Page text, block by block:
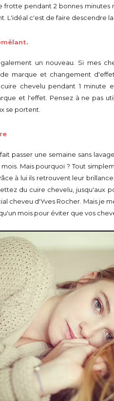
frotte pendant 2 bonnes
L'idéal c'est de faire descendre
un nouveau. Si mes
de marque et changement
chevelu pendant 1 minute
et l'effet. Pensez à ne pas
se portent.
passer une semaine sans
Mais pourquoi ? Tout
à lui ils retrouvent leur
du cuire chevelu, jusqu'aux
cheveu d'Yves Rocher. Mais je
mois pour éviter que vos